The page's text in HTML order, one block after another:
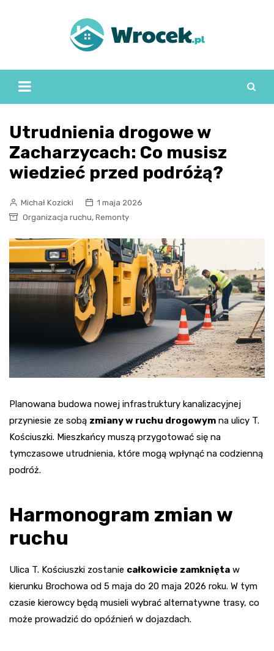
Utrudnienia drogowe w
Zacharzycach: Co musisz
wiedzieć przed podróżą?
Michał Kozicki
1 maja 2026
Organizacja ruchu, Remonty
Planowana budowa nowej infrastruktury kanalizacyjnej
przyniesie ze sobą zmiany w ruchu drogowym na ulicy T.
Kościuszki. Mieszkańcy muszą przygotować się na
tymczasowe utrudnienia, które mogą wpłynąć na codzienną
podróż.
Harmonogram zmian w
ruchu
Ulica T. Kościuszki zostanie całkowicie zamknięta w
kierunku Brochowa od 5 maja do 20 maja 2026 roku. W tym
czasie kierowcy będą musieli wybrać alternatywne trasy, co
może prowadzić do opóźnień w dojazdach.